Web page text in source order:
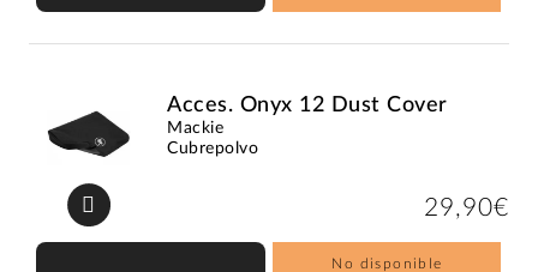
Acces. Onyx 12 Dust Cover
Mackie
Cubrepolvo
29,90€
No disponible